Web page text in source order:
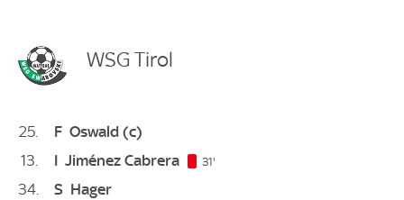
WSG Tirol
25 F Oswald (c)
13
I Jiménez Cabrera 31'
34 S Hager